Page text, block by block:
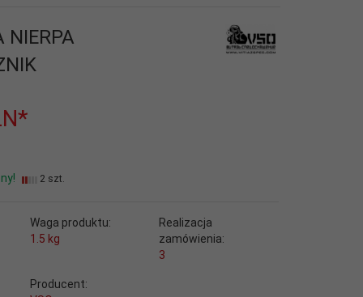
NIERPA
2 szt.
Waga produktu:
1.5 kg
Realizacja
zamówienia:
3
Producent: